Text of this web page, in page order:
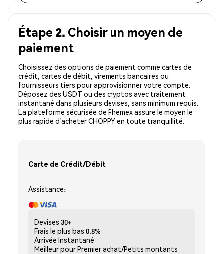
Étape 2. Choisir un moyen de
paiement
Choisissez des options de paiement comme cartes de
crédit, cartes de débit, virements bancaires ou
fournisseurs tiers pour approvisionner votre compte.
Déposez des USDT ou des cryptos avec traitement
instantané dans plusieurs devises, sans minimum requis.
La plateforme sécurisée de Phemex assure le moyen le
plus rapide d’acheter CHOPPY en toute tranquillité.
Carte de Crédit/Débit
Assistance:
Devises 30+
Frais le plus bas 0.8%
Arrivée Instantané
Meilleur pourPremier achat/Petits montants